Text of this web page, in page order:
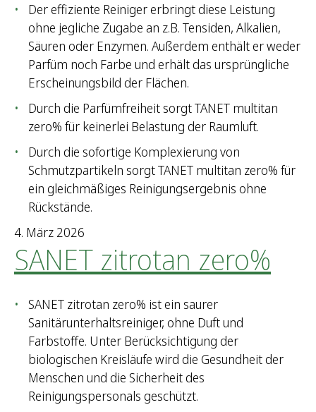
Der effiziente Reiniger erbringt diese Leistung
ohne jegliche Zugabe an z.B. Tensiden, Alkalien,
Säuren oder Enzymen. Außerdem enthält er weder
Parfüm noch Farbe und erhält das ursprüngliche
Erscheinungsbild der Flächen.
Durch die Parfümfreiheit sorgt TANET multitan
zero% für keinerlei Belastung der Raumluft.
Durch die sofortige Komplexierung von
Schmutzpartikeln sorgt TANET multitan zero% für
ein gleichmäßiges Reinigungsergebnis ohne
Rückstände.
4. März 2026
SANET zitrotan zero%
SANET zitrotan zero% ist ein saurer
Sanitärunterhaltsreiniger, ohne Duft und
Farbstoffe. Unter Berücksichtigung der
biologischen Kreisläufe wird die Gesundheit der
Menschen und die Sicherheit des
Reinigungspersonals geschützt.